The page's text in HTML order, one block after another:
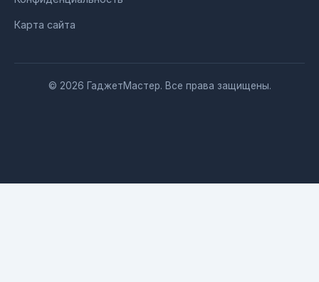
Карта сайта
© 2026 ГаджетМастер. Все права защищены.